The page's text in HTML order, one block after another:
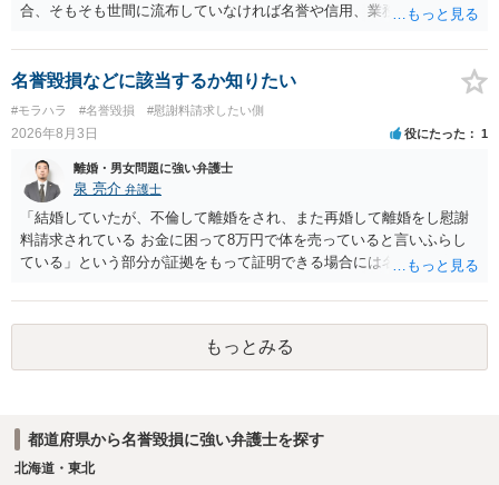
合、そもそも世間に流布していなければ名誉や信用、業務にかかる犯
名誉毀損などに該当するか知りたい
#モラハラ #名誉毀損 #慰謝料請求したい側
2026年8月3日 役にたった 1
離婚・男女問題に強い弁護士
泉 亮介 弁護士
「結婚していたが、不倫して離婚をされ、また再婚して離婚をし慰謝
料請求されている お金に困って8万円で体を売っていると言いふらし
ている」という部分が証拠をもって証明できる場合には名誉権侵害や
ょう。 既に弁護士にご依頼されているとのことですので，依頼中の弁
護士と打ち合わせの末どのように対応するかを決められると良いでし
もっとみる
都道府県から名誉毀損に強い弁護士を探す
北海道・東北